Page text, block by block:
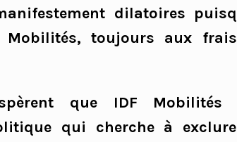
dilatoires
toujours aux frais
que IDF
qui cherche à